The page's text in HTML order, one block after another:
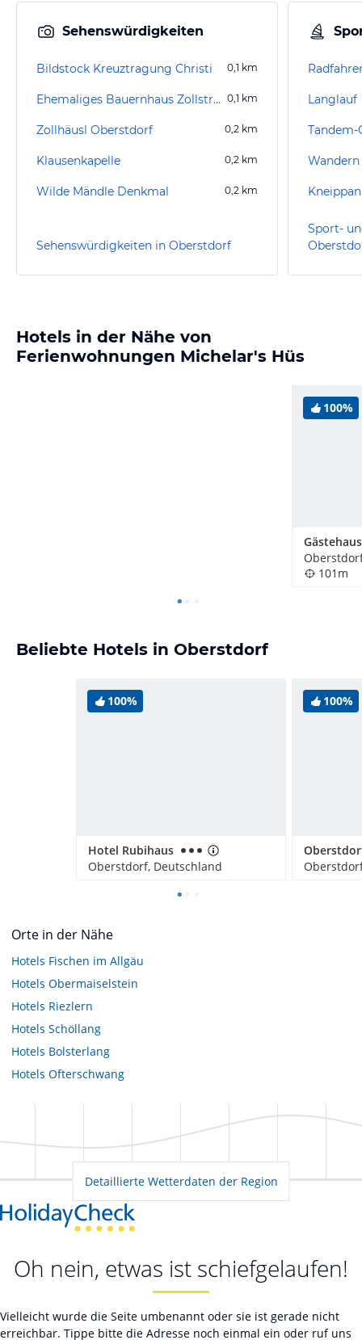
Sehenswürdigkeiten
Bildstock Kreuztragung Christi 0,1 km
Ehemaliges Bauernhaus Zollstraße 1 0,1 km
Zollhäusl Oberstdorf 0,2 km
Klausenkapelle 0,2 km
Wilde Mändle Denkmal 0,2 km
Sehenswürdigkeiten in Oberstdorf
Langlauf
Sport-
Hotels in der Nähe von
Ferienwohnungen Michelar's Hüs
100%
101m
Beliebte Hotels in Oberstdorf
100%
Hotel Rubihaus
Oberstdorf, Deutschland
100%
Orte in der Nähe
Hotels Fischen im Allgäu
Hotels Obermaiselstein
Hotels Riezlern
Hotels Schöllang
Hotels Bolsterlang
Hotels Ofterschwang
Detaillierte Wetterdaten der Region
Oh nein, etwas ist schiefgelaufen!
Vielleicht wurde die Seite umbenannt oder sie ist gerade nicht
erreichbar. Tippe bitte die Adresse noch einmal ein oder ruf uns